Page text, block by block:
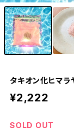
タキオン化ヒマ
¥2,222
SOLD OUT